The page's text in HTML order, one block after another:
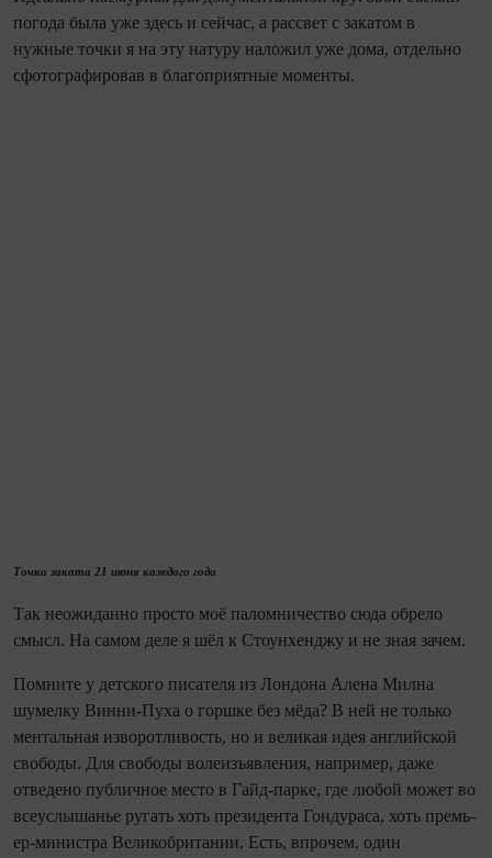
погода была уже здесь и сейчас, а рассвет с закатом в
нужные точки я на эту натуру наложил уже дома, отдельно
сфотографировав в благоприятные моменты.
Точка заката 21 июня каждого года
Так не­ожи­данно просто моё паломничество сюда обрело
смысл. На самом деле я шёл к Стоунхенджу и не зная зачем.
Помните у детского писателя из Лондона Алена Милна
шумелку Винни‑Пуха о горшке без мёда? В ней не только
ментальная изворотливость, но и великая идея английской
свободы. Для свободы волеизъявления, например, даже
отведено пуб­лич­ное место в Гайд‑парке, где любой может во
всеуслышанье ругать хоть президента Гондураса, хоть премь­
ер‑министра Великобритании. Есть, впрочем, один